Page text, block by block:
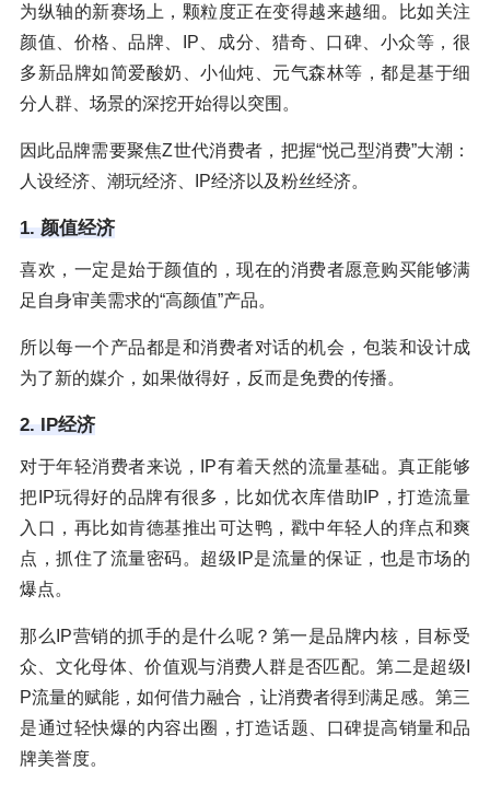
为纵轴的新赛场上，颗粒度正在变得越来越细。比如关注
颜值、价格、品牌、IP、成分、猎奇、口碑、小众等，很
多新品牌如简爱酸奶、小仙炖、元气森林等，都是基于细
分人群、场景的深挖开始得以突围。
因此品牌需要聚焦Z世代消费者，把握“悦己型消费”大潮：
人设经济、潮玩经济、IP经济以及粉丝经济。
1. 颜值经济
喜欢，一定是始于颜值的，现在的消费者愿意购买能够满
足自身审美需求的“高颜值”产品。
所以每一个产品都是和消费者对话的机会，包装和设计成
为了新的媒介，如果做得好，反而是免费的传播。
2. IP经济
对于年轻消费者来说，IP有着天然的流量基础。真正能够
把IP玩得好的品牌有很多，比如优衣库借助IP，打造流量
入口，再比如肯德基推出可达鸭，戳中年轻人的痒点和爽
点，抓住了流量密码。超级IP是流量的保证，也是市场的
爆点。
那么IP营销的抓手的是什么呢？第一是品牌内核，目标受
众、文化母体、价值观与消费人群是否匹配。第二是超级I
P流量的赋能，如何借力融合，让消费者得到满足感。第三
是通过轻快爆的内容出圈，打造话题、口碑提高销量和品
牌美誉度。